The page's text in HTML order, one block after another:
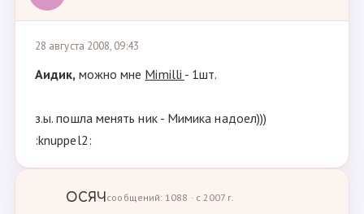
28 августа 2008, 09:43
Аидик, можно мне Mimilli - 1шт.
з.ы. пошла менять ник - Мимика надоел)))
:knuppel2:
ОСЯЧсообщений: 1088 · с 2007 г.